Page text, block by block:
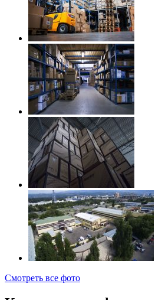
Смотреть все фото